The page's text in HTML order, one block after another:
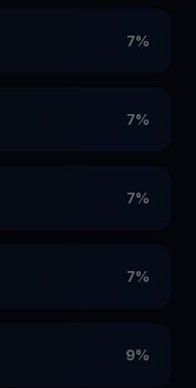
7%
7%
7%
7%
9%